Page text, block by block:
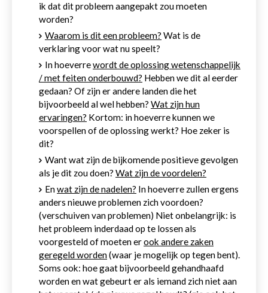
ik dat dit probleem aangepakt zou moeten
worden?
Waarom is dit een probleem? Wat is de
verklaring voor wat nu speelt?
In hoeverrewordt de oplossing wetenschappelijk
/ met feiten onderbouwd? Hebben we dit al eerder
gedaan? Of zijn er andere landen die het
bijvoorbeeld al wel hebben? Wat zijn hun
ervaringen? Kortom: in hoeverre kunnen we
voorspellen of de oplossing werkt? Hoe zeker is
dit?
Want wat zijn de bijkomende positieve gevolgen
als je dit zou doen? Wat zijn de voordelen?
Enwat zijn de nadelen? In hoeverre zullen ergens
anders nieuwe problemen zich voordoen?
(verschuiven van problemen) Niet onbelangrijk: is
het probleem inderdaad op te lossen als
voorgesteld of moeten erook andere zaken
geregeld worden(waar je mogelijk op tegen bent).
Soms ook: hoe gaat bijvoorbeeld gehandhaafd
worden en wat gebeurt er als iemand zich niet aan